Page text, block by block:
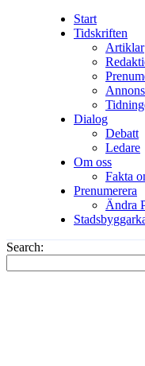
Start
Tidskriften
Artiklar
Dialog
Debatt
Ledare
Om oss
Fakta
Prenumerera
Ändra
Search: